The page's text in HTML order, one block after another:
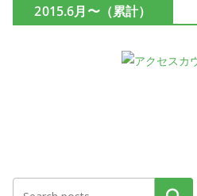
2015.6月〜（累計）